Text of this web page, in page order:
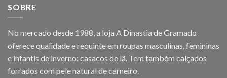
SOBRE
No mercado desde 1988, a loja A Dinastia de Gramado
oferece qualidade e requinte em roupas masculinas, femininas
e infantis de inverno: casacos de lã. Tem também calçados
forrados com pele natural de carneiro.